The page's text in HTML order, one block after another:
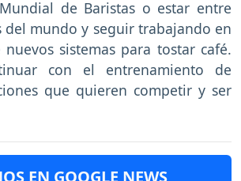
de Baristas o estar entre
del mundo y seguir trabajando en
sistemas para tostar café.
con el entrenamiento de
que quieren competir y ser